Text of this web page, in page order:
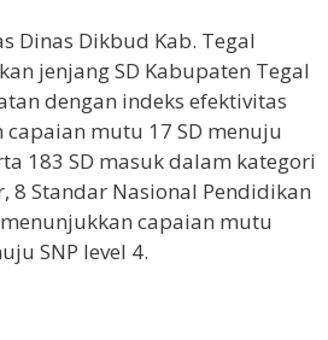
Dinas Dikbud Kab. Tegal
jenjang SD Kabupaten Tegal
dengan indeks efektivitas
mutu 17 SD menuju
183 SD masuk dalam kategori
8 Standar Nasional Pendidikan
capaian mutu
SNP level 4.